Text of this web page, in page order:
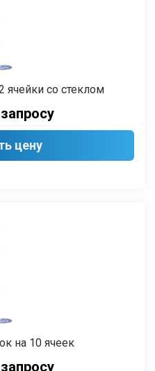
со стеклом
цену
на 10 ячеек